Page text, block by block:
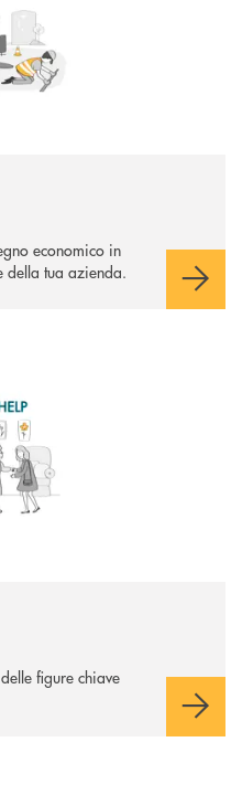
economico in
della tua azienda.
figure chiave